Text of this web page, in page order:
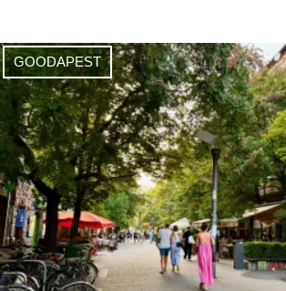
GOODAPEST